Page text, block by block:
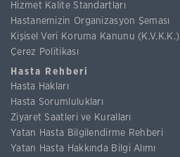
Hizmet Kalite Standartları
Hastanemizin Organizasyon Şeması
Kişisel Veri Koruma Kanunu (K.V.K.K.)
Çerez Politikası
Hasta Rehberi
Hasta Hakları
Hasta Sorumlulukları
Ziyaret Saatleri ve Kuralları
Yatan Hasta Bilgilendirme Rehberi
Yatan Hasta Hakkında Bilgi Alımı